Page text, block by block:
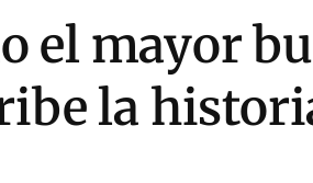
el mayor
la